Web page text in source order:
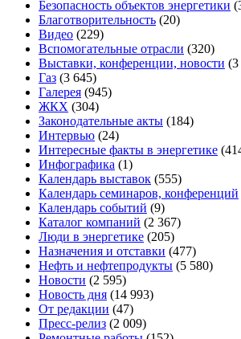
Безопасность объектов энергетики
Благотворительность (20)
Видео (229)
Вспомогательные отрасли (320)
Выставки, конференции, новости (3
Газ (3 645)
Галерея (945)
ЖКХ (304)
Законодательные акты (184)
Интервью (24)
Интересные факты в энергетике
Инфографика (1)
Календарь выставок (555)
Календарь семинаров, конференций
Календарь событий (9)
Каталог компаний (2 367)
Люди в энергетике (205)
Назначения и отставки (477)
Нефть и нефтепродукты (5 580)
Новости (2 595)
Новость дня (14 993)
От редакции (47)
Пресс-релиз (2 009)